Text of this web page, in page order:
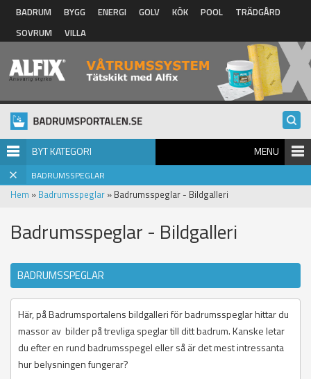
Hoppa till huvudinnehåll
BADRUM BYGG ENERGI GOLV KÖK POOL
TRÄDGÅRD
SOVRUM
VILLA
BYT KATEGORI MENU
BADRUMSSPEGLAR
Hem » Badrumsspeglar » Badrumsspeglar - Bildgalleri
Badrumsspeglar - Bildgalleri
BADRUMSSPEGLAR
Här, på Badrumsportalens bildgalleri för badrumsspeglar hittar du
massor av bilder på trevliga speglar till ditt badrum. Kanske letar
du efter en rund badrumsspegel eller så är det mest intressanta
hur belysningen fungerar?